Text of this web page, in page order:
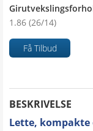
1.86 (26/14)
Få Tilbud
BESKRIVELSE
Lette, kompakte